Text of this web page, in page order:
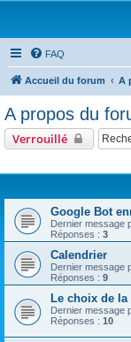
FAQ
Accueil du forum A
A propos du
Verrouillé
Google Bot
Dernier message
Réponses : 3
Calendrier
Dernier message
Réponses : 9
Le choix de la
Dernier message
Réponses : 10